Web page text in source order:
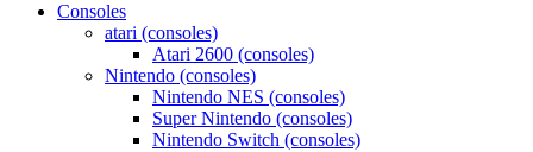
Consoles
atari (consoles)
Atari 2600 (consoles)
Nintendo (consoles)
Nintendo NES (consoles)
Super Nintendo (consoles)
Nintendo Switch (consoles)